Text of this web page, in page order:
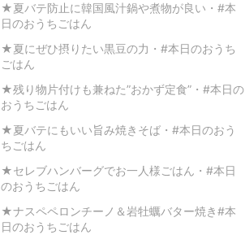
★夏バテ防止に韓国風汁鍋や煮物が良い・#本
日のおうちごはん
★夏にぜひ摂りたい黒豆の力・#本日のおうち
ごはん
★残り物片付けも兼ねた”おかず定食”・#本日の
おうちごはん
★夏バテにもいい旨み焼きそば・#本日のおう
ちごはん
★セレブハンバーグでお一人様ごはん・#本日
のおうちごはん
★ナスペペロンチーノ＆岩牡蠣バター焼き#本
日のおうちごはん